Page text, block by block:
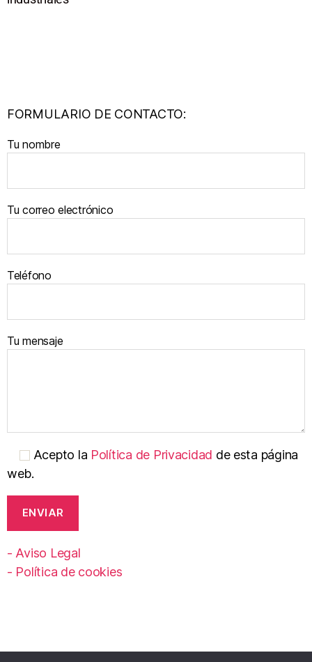
FORMULARIO DE CONTACTO:
Tu nombre
Tu correo electrónico
Teléfono
Tu mensaje
Acepto la Política de Privacidad de esta página
web.
- Aviso Legal
- Política de cookies